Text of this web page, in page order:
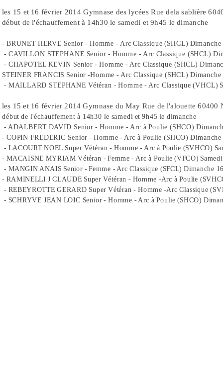
les 15 et 16 février 2014 Gymnase des lycées Rue dela sablière
début de l'échauffement à 14h30 le samedi et 9h45 le dimanche
- BRUNET HERVE Senior - Homme - Arc Classique (SHCL)
- CAVILLON STEPHANE Senior - Homme - Arc Classique (SHCL)
- CHAPOTEL KEVIN Senior - Homme - Arc Classique (SHCL)
STEINER FRANCIS Senior -Homme - Arc Classique (SHCL)
- MAILLARD STEPHANE Vétéran - Homme - Arc Classique (VHCL)
les 15 et 16 février 2014 Gymnase du May Rue de l'alouette 60400
début de l'échauffement à 14h30 le samedi et 9h45 le dimanche
- ADALBERT DAVID Senior - Homme - Arc à Poulie (SHCO)
- COPIN FREDERIC Senior - Homme - Arc à Poulie (SHCO)
- LACOURT NOEL Super Vétéran - Homme - Arc à Poulie (SVHCO)
- MACAISNE MYRIAM Vétéran - Femme - Arc à Poulie (VFCO)
- MANGIN ANAIS Senior - Femme - Arc Classique (SFCL) Dimanche
- RAMINELLI J CLAUDE Super Vétéran - Homme -Arc à Poulie
- REBEYROTTE GERARD Super Vétéran - Homme -Arc Classique
- SCHRYVE JEAN LOIC Senior - Homme - Arc à Poulie (SHCO)